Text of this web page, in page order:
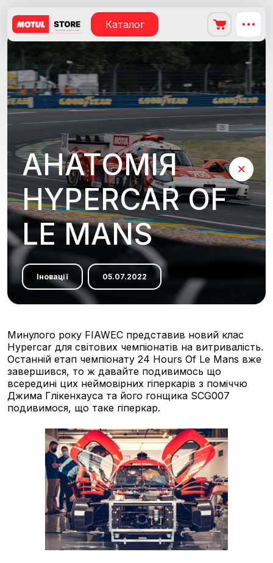
Каталог
АНАТОМІЯ
HYPERCAR OF
LE MANS
Іновації 05.07.2022
Минулого року FIAWEC представив новий клас
Hypercar для світових чемпіонатів на витривалість.
Останній етап чемпіонату 24 Hours Of Le Mans вже
завершився, то ж давайте подивимось що
всередині цих неймовірних гіперкарів з поміччю
Джима Глікенхауса та його гонщика SCG007
подивимося, що таке гіперкар.